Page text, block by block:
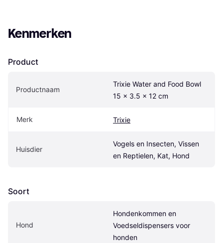
Kenmerken
Product
Productnaam
Trixie Water and Food Bowl
15 x 3.5 x 12 cm
Merk Trixie
Huisdier
Vogels en Insecten, Vissen
en Reptielen, Kat, Hond
Soort
Hond
Hondenkommen en
Voedseldispensers voor
honden